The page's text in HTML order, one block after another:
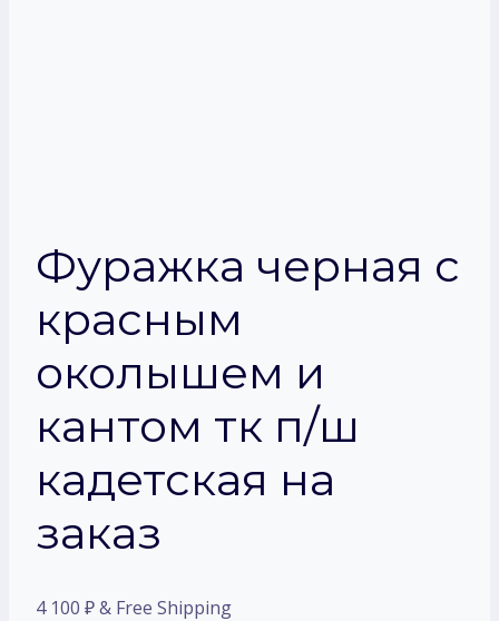
Фуражка черная с
красным
околышем и
кантом тк п/ш
кадетская на
заказ
4 100 ₽& Free Shipping